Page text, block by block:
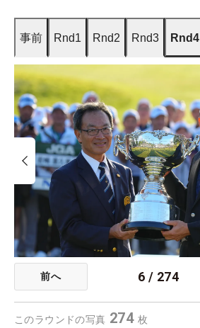
事前 Rnd1 Rnd2 Rnd3 Rnd4
前へ 6 / 274
このラウンドの写真 274 枚